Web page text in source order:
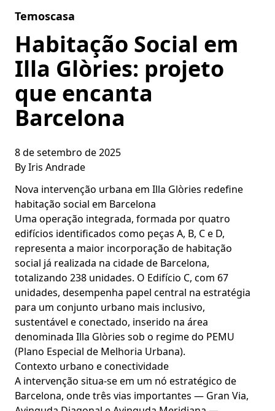
Temoscasa
Habitação Social em
Illa Glòries: projeto
que encanta
Barcelona
8 de setembro de 2025
ByIris Andrade
Nova intervenção urbana em Illa Glòries redefine
habitação social em Barcelona
Uma operação integrada, formada por quatro
edifícios identificados como peças A, B, C e D,
representa a maior incorporação de habitação
social já realizada na cidade de Barcelona,
totalizando 238 unidades. O Edifício C, com 67
unidades, desempenha papel central na estratégia
para um conjunto urbano mais inclusivo,
sustentável e conectado, inserido na área
denominada Illa Glòries sob o regime do PEMU
(Plano Especial de Melhoria Urbana).
Contexto urbano e conectividade
A intervenção situa-se em um nó estratégico de
Barcelona, onde três vias importantes — Gran Via,